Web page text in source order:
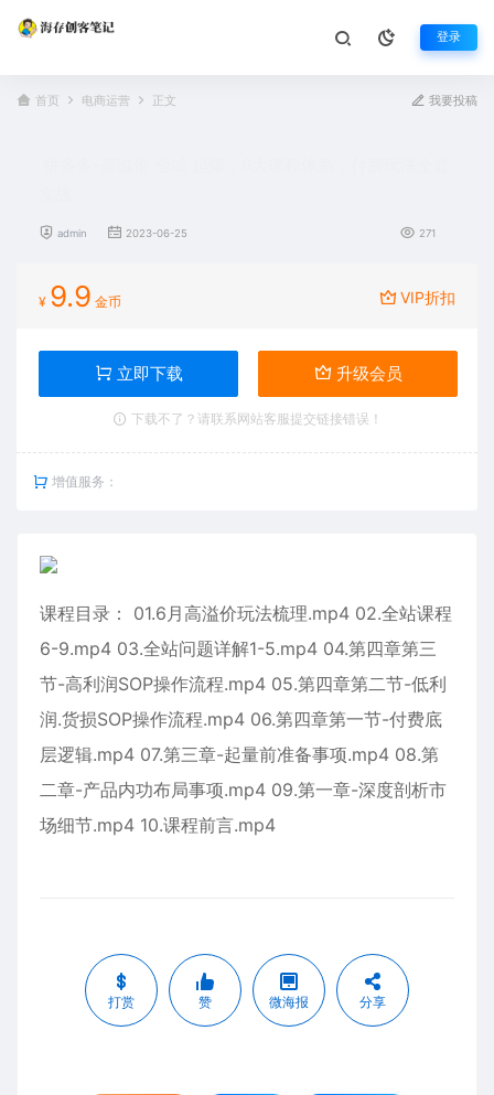
登录
首页 电商运营 正文 我要投稿
admin 2023-06-25 271
¥ 9.9 金币 VIP折扣
立即下载 升级会员
下载不了？请联系网站客服提交链接错误！
增值服务：
课程目录： 01.6月高溢价玩法梳理.mp4 02.全站课程
6-9.mp4 03.全站问题详解1-5.mp4 04.第四章第三
节-高利润SOP操作流程.mp4 05.第四章第二节-低利
润.货损SOP操作流程.mp4 06.第四章第一节-付费底
层逻辑.mp4 07.第三章-起量前准备事项.mp4 08.第
二章-产品内功布局事项.mp4 09.第一章-深度剖析市
场细节.mp4 10.课程前言.mp4
打赏 赞 微海报 分享